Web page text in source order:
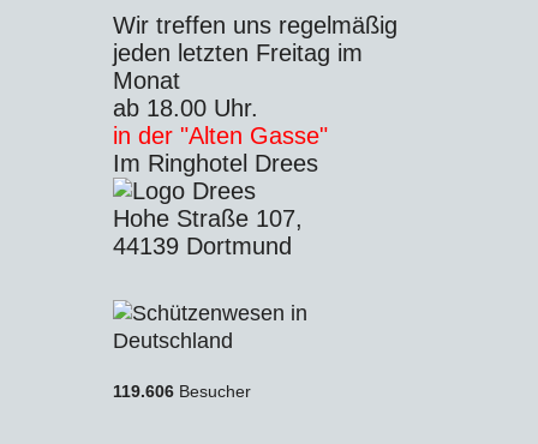
Wir treffen uns regelmäßig
jeden letzten Freitag im
Monat
ab 18.00 Uhr.
in der "Alten Gasse"
Im Ringhotel Drees
Hohe Straße 107,
44139 Dortmund
119.606 Besucher